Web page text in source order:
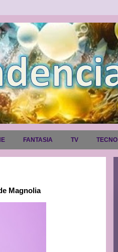
FANTASIA TV TECNO
Magnolia